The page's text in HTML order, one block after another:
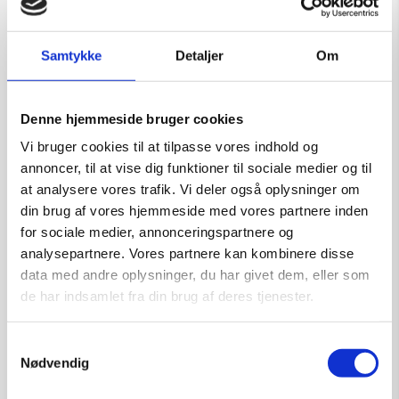
Samtykke Detaljer Om
Denne hjemmeside bruger cookies
Vi bruger cookies til at tilpasse vores indhold og
annoncer, til at vise dig funktioner til sociale medier og til
at analysere vores trafik. Vi deler også oplysninger om
din brug af vores hjemmeside med vores partnere inden
for sociale medier, annonceringspartnere og
analysepartnere. Vores partnere kan kombinere disse
data med andre oplysninger, du har givet dem, eller som
de har indsamlet fra din brug af deres tjenester.
Nødvendig
Kunstner: Henning U. Sørensen
Størrelse: 40×30
Tilføj til kurv